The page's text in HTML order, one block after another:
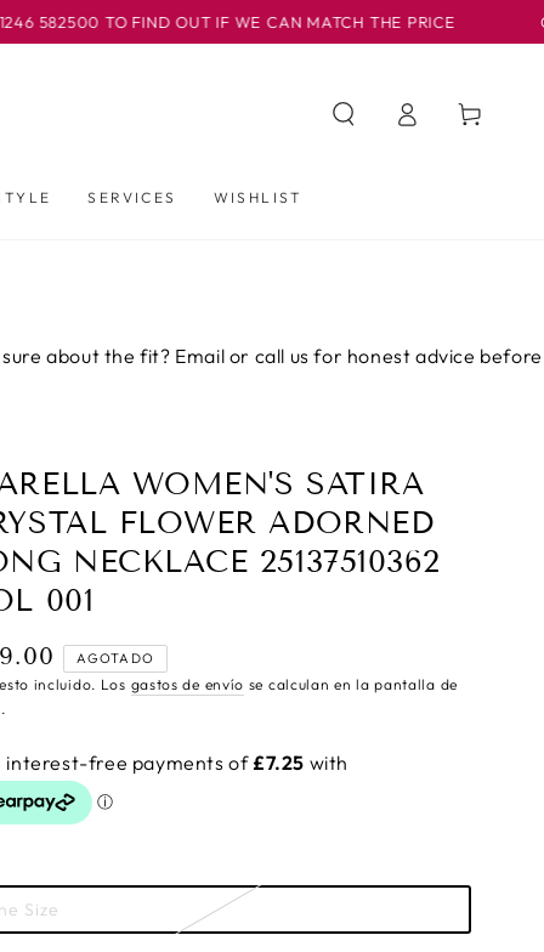
FIND OUT IF WE CAN MATCH THE PRICE OUR
SERVICES WISHLIST
sesión
Carrito
the fit? Email or call us for honest advice before you buy.
WOMEN'S SATIRA
FLOWER ADORNED
NECKLACE 25137510362
001
AGOTADO
incluido. Los gastos de envío se calculan en la pantalla de
Size